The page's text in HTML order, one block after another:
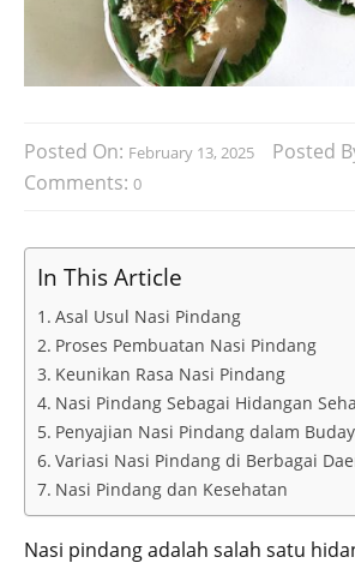
Posted On: February 13, 2025 Posted
Comments: 0
In This Article
Asal Usul Nasi Pindang
Proses Pembuatan Nasi Pindang
Keunikan Rasa Nasi Pindang
Nasi Pindang Sebagai Hidangan
Penyajian Nasi Pindang dalam
Variasi Nasi Pindang di Berbagai
Nasi Pindang dan Kesehatan
Nasi pindang adalah salah satu